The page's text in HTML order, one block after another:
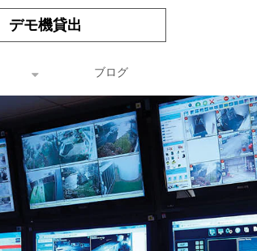
デモ機貸出
ブログ